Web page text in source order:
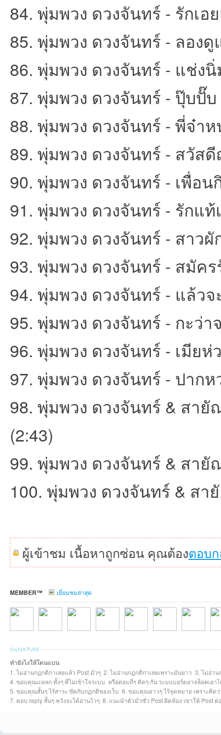
84. พุ่มพวง ดวงจันทร์ - รักเอ
85. พุ่มพวง ดวงจันทร์ - ลอง
86. พุ่มพวง ดวงจันทร์ - แช่งนิ่
87. พุ่มพวง ดวงจันทร์ - ปุ๊บปั๊บ
88. พุ่มพวง ดวงจันทร์ - พี่จ๋า
89. พุ่มพวง ดวงจันทร์ - สวัส
90. พุ่มพวง ดวงจันทร์ - เพื่อน
91. พุ่มพวง ดวงจันทร์ - รักแ
92. พุ่มพวง ดวงจันทร์ - สาวผั
93. พุ่มพวง ดวงจันทร์ - สมัคร
94. พุ่มพวง ดวงจันทร์ - แล้วจ
95. พุ่มพวง ดวงจันทร์ - กะว่า
96. พุ่มพวง ดวงจันทร์ - เมียห่
97. พุ่มพวง ดวงจันทร์ - ปากห
98. พุ่มพวง ดวงจันทร์ & สา
(2:43)
99. พุ่มพวง ดวงจันทร์ & สา
100. พุ่มพวง ดวงจันทร์ & ส
ผู้เข้าชม เนื้อหาถูกซ่อน คุณต้องตอบ
MEMBER™ เยี่ยมชมล่าสุด
iMatchที่2026-06-bunpojsrที่2026-PCHSWWที่2025-pyfaijitที่2025-04-tium01ที่2025-04-NonglekFCที่2025
Rujipasที่
ทำยังไงให้โดนแบน
1. ไม่อ่านกฏกติกาเลยแล้ว Post มั่วๆ 2. ไม่อ่านกฏกติกาเลยเพราะมันยาว 3. ไม่อ่าน
4. ขอบคุณแหลก ทั้งๆ ที่ไม่เข้าใจระบบ หรือตอบถี่ๆ ติดๆ กัน ระบบบอร์ดอาจล็อคเอา
5. ขอบคุณสั้นๆ ไร้สาระ ขัดกับกฏกติของเว็บ 6. ขอบคุณยาวๆ ไร้จุดหมาย เพราะคิด
7. ตอบ reply สั้นๆ หวังจะได้อ่านไวๆ 8. แนะนำตัวมั่วซั่ว Post ผิดห้อง เขาให้ Post